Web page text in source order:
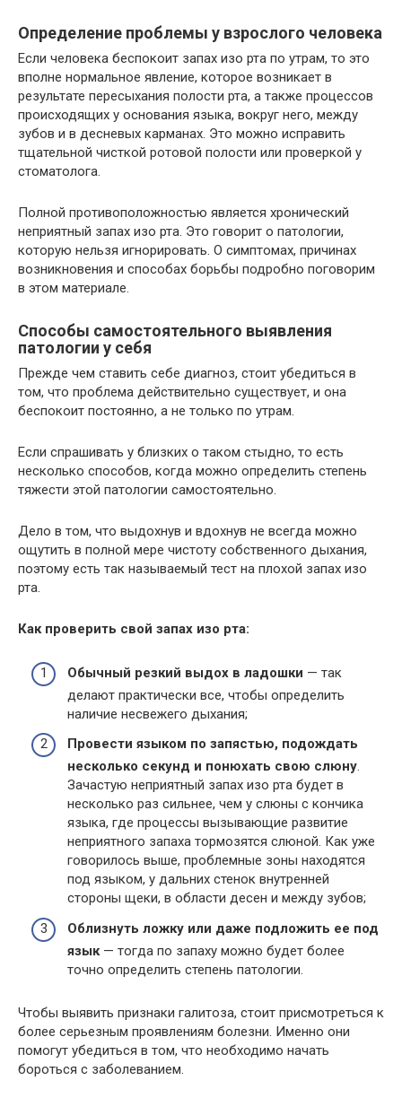
Определение проблемы у взрослого человека
Если человека беспокоит запах изо рта по утрам, то это
вполне нормальное явление, которое возникает в
результате пересыхания полости рта, а также процессов
происходящих у основания языка, вокруг него, между
зубов и в десневых карманах. Это можно исправить
тщательной чисткой ротовой полости или проверкой у
стоматолога.
Полной противоположностью является хронический
неприятный запах изо рта. Это говорит о патологии,
которую нельзя игнорировать. О симптомах, причинах
возникновения и способах борьбы подробно поговорим
в этом материале.
Способы самостоятельного выявления
патологии у себя
Прежде чем ставить себе диагноз, стоит убедиться в
том, что проблема действительно существует, и она
беспокоит постоянно, а не только по утрам.
Если спрашивать у близких о таком стыдно, то есть
несколько способов, когда можно определить степень
тяжести этой патологии самостоятельно.
Дело в том, что выдохнув и вдохнув не всегда можно
ощутить в полной мере чистоту собственного дыхания,
поэтому есть так называемый тест на плохой запах изо
рта.
Как проверить свой запах изо рта:
Обычный резкий выдох в ладошки — так
делают практически все, чтобы определить
наличие несвежего дыхания;
Провести языком по запястью, подождать
несколько секунд и понюхать свою слюну.
Зачастую неприятный запах изо рта будет в
несколько раз сильнее, чем у слюны с кончика
языка, где процессы вызывающие развитие
неприятного запаха тормозятся слюной. Как уже
говорилось выше, проблемные зоны находятся
под языком, у дальних стенок внутренней
стороны щеки, в области десен и между зубов;
Облизнуть ложку или даже подложить ее под
язык — тогда по запаху можно будет более
точно определить степень патологии.
Чтобы выявить признаки галитоза, стоит присмотреться к
более серьезным проявлениям болезни. Именно они
помогут убедиться в том, что необходимо начать
бороться с заболеванием.